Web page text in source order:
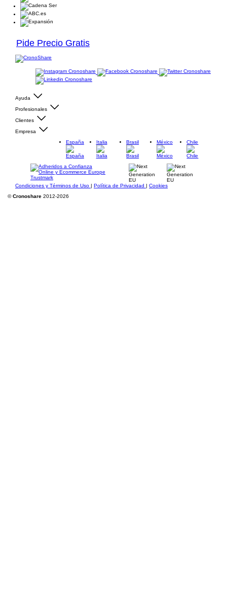
Pide Precio Gratis
Ayuda
Profesionales
Clientes
Empresa
España
Italia Brasil México Chile
Condiciones y Términos de Uso | Política de Privacidad | Cookies
©Cronoshare 2012-2026